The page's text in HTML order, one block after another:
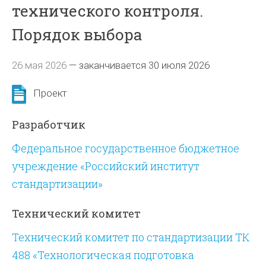
технического контроля.
Порядок выбора
26 мая 2026 —заканчивается 30 июля 2026
Проект
Разработчик
Федеральное государственное бюджетное
учреждение «Российский институт
стандартизации»
Технический комитет
Технический комитет по стандартизации ТК
488 «Технологическая подготовка